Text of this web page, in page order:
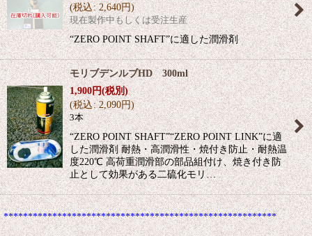
(税込: 2,640円)
現在製作中もしくは受注生産
“ZERO POINT SHAFT”に適した潤滑剤
モリブデンルブHD 300ml
1,900円(税別)
(税込: 2,090円)
3本
“ZERO POINT SHAFT”“ZERO POINT LINK”に適
した潤滑剤 耐熱・高潤滑性・焼付き防止・耐熱温
度220℃ 高荷重潤滑部の部品組付け、焼き付き防
止として効果がある二硫化モリ…
********************************************************